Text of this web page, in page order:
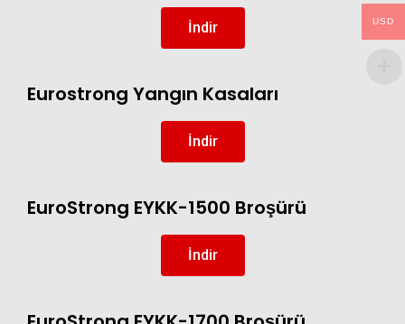
İndir
Eurostrong Yangın Kasaları
İndir
EuroStrong EYKK-1500 Broşürü
İndir
USD